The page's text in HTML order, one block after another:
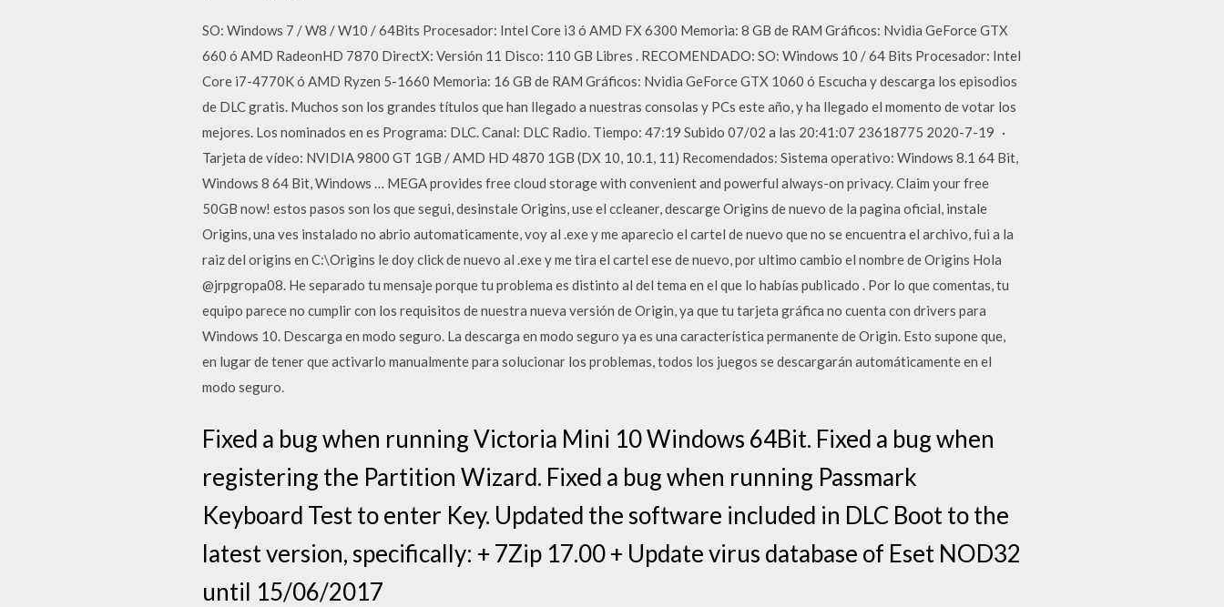
SO: Windows 7 / W8 / W10 / 64Bits Procesador: Intel Core i3 ó AMD FX 6300 Memoria: 8 GB de RAM Gráficos: Nvidia GeForce GTX
660 ó AMD RadeonHD 7870 DirectX: Versión 11 Disco: 110 GB Libres . RECOMENDADO: SO: Windows 10 / 64 Bits Procesador: Intel
Core i7-4770K ó AMD Ryzen 5-1660 Memoria: 16 GB de RAM Gráficos: Nvidia GeForce GTX 1060 ó Escucha y descarga los episodios
de DLC gratis. Muchos son los grandes títulos que han llegado a nuestras consolas y PCs este año, y ha llegado el momento de votar los
mejores. Los nominados en es Programa: DLC. Canal: DLC Radio. Tiempo: 47:19 Subido 07/02 a las 20:41:07 23618775 2020-7-19 ·
Tarjeta de vídeo: NVIDIA 9800 GT 1GB / AMD HD 4870 1GB (DX 10, 10.1, 11) Recomendados: Sistema operativo: Windows 8.1 64 Bit,
Windows 8 64 Bit, Windows … MEGA provides free cloud storage with convenient and powerful always-on privacy. Claim your free
50GB now! estos pasos son los que segui, desinstale Origins, use el ccleaner, descarge Origins de nuevo de la pagina oficial, instale
Origins, una ves instalado no abrio automaticamente, voy al .exe y me aparecio el cartel de nuevo que no se encuentra el archivo, fui a la
raiz del origins en C:\Origins le doy click de nuevo al .exe y me tira el cartel ese de nuevo, por ultimo cambio el nombre de Origins Hola
@jrpgropa08. He separado tu mensaje porque tu problema es distinto al del tema en el que lo habías publicado . Por lo que comentas, tu
equipo parece no cumplir con los requisitos de nuestra nueva versión de Origin, ya que tu tarjeta gráfica no cuenta con drivers para
Windows 10. Descarga en modo seguro. La descarga en modo seguro ya es una característica permanente de Origin. Esto supone que,
en lugar de tener que activarlo manualmente para solucionar los problemas, todos los juegos se descargarán automáticamente en el
modo seguro.
Fixed a bug when running Victoria Mini 10 Windows 64Bit. Fixed a bug when
registering the Partition Wizard. Fixed a bug when running Passmark
Keyboard Test to enter Key. Updated the software included in DLC Boot to the
latest version, specifically: + 7Zip 17.00 + Update virus database of Eset NOD32
until 15/06/2017